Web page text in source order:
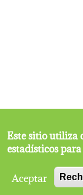
Este sitio utiliza
estadísticos
Aceptar